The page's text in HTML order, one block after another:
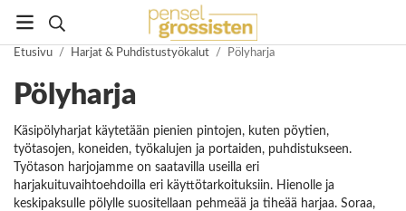
Etusivu / Harjat & Puhdistustyökalut / Pölyharja
Pölyharja
Käsipölyharjat käytetään pienien pintojen, kuten pöytien,
työtasojen, koneiden, työkalujen ja portaiden, puhdistukseen.
Työtason harjojamme on saatavilla useilla eri
harjakuituvaihtoehdoilla eri käyttötarkoituksiin. Hienolle ja
keskipaksulle pölylle suositellaan pehmeää ja tiheää harjaa. Soraa,